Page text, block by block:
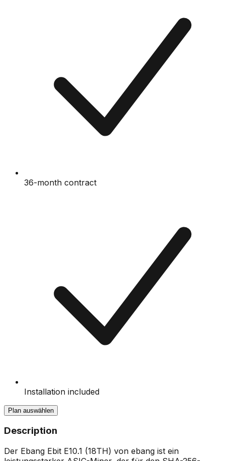
36-month contract
Installation included
Plan auswählen
Description
Der Ebang Ebit E10.1 (18TH) von ebang ist ein